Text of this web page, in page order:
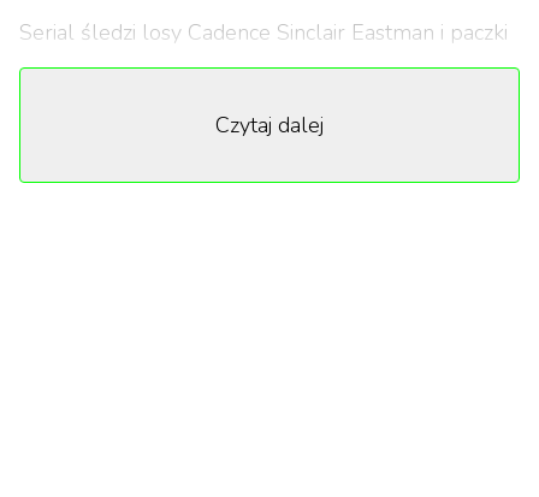
Serial śledzi losy Cadence Sinclair Eastman i paczki
jej najbliższych przyjaciół, zwanych Łgarzami,
Nowej Anglii należącą do dziadka głównej bohaterki.
Sinclairowie są amerykańską arystokracją słynącą z
Czytaj dalej